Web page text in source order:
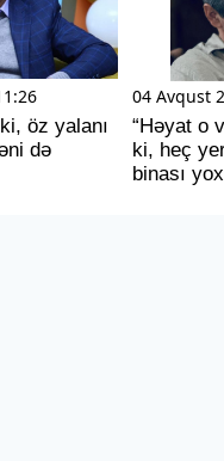
öz yalanı
də
04 Avqust
“Həyat o
ki, heç
binası